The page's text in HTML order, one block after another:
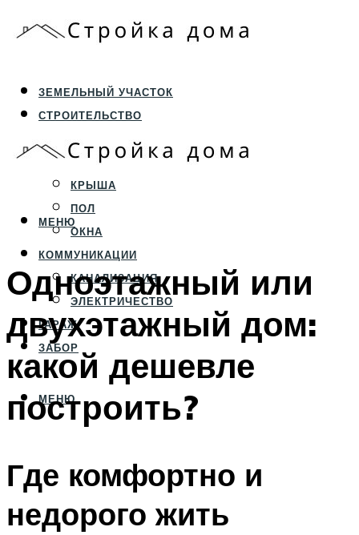
ЗЕМЕЛЬНЫЙ УЧАСТОК
СТРОИТЕЛЬСТВО
ФУНДАМЕНТ И ЦОКОЛЬ
ПЕРЕКРЫТИЯ И СТЕНЫ
КРЫША
ПОЛ
ОКНА
КОММУНИКАЦИИ
КАНАЛИЗАЦИЯ
ЭЛЕКТРИЧЕСТВО
ГАРАЖ
ЗАБОР
МЕНЮ
МЕНЮ
Одноэтажный или
двухэтажный дом:
какой дешевле
построить?
Где комфортно и
недорого жить